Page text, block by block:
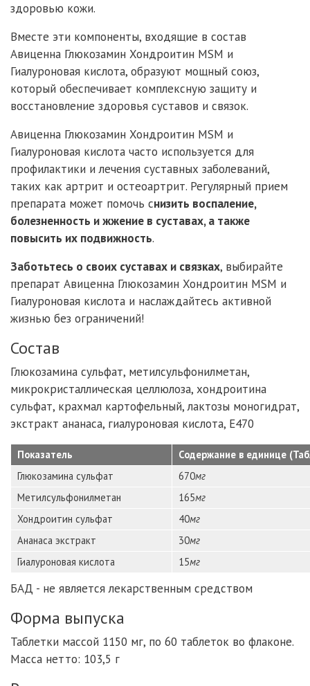
здоровью кожи.
Вместе эти компоненты, входящие в состав
Авиценна Глюкозамин Хондроитин MSM и
Гиалуроновая кислота, образуют мощный союз,
который обеспечивает комплексную защиту и
восстановление здоровья суставов и связок.
Авиценна Глюкозамин Хондроитин MSM и
Гиалуроновая кислота часто используется для
профилактики и лечения суставных заболеваний,
таких как артрит и остеоартрит. Регулярный прием
препарата может помочь снизить воспаление,
болезненность и жжение в суставах, а также
повысить их подвижность.
Заботьтесь о своих суставах и связках, выбирайте
препарат Авиценна Глюкозамин Хондроитин MSM и
Гиалуроновая кислота и наслаждайтесь активной
жизнью без ограничений!
Состав
Глюкозамина сульфат, метилсульфонилметан,
микрокристаллическая целлюлоза, хондроитина
сульфат, крахмал картофельный, лактозы моногидрат,
экстракт ананаса, гиалуроновая кислота, Е470
Показатель
Содержание в единице
Глюкозамина сульфат
670мг
Метилсульфонилметан
165мг
Хондроитин сульфат
40мг
Ананаса экстракт
30мг
Гиалуроновая кислота
15мг
БАД - не является лекарственным средством
Форма выпуска
Таблетки массой 1150 мг, по 60 таблеток во флаконе.
Масса нетто: 103,5 г